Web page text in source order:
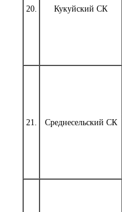
20. Кукуйский СК
21. Среднесельский СК